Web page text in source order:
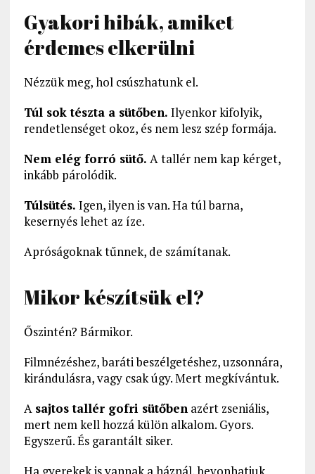
Gyakori hibák, amiket
érdemes elkerülni
Nézzük meg, hol csúszhatunk el.
Túl sok tészta a sütőben. Ilyenkor kifolyik,
rendetlenséget okoz, és nem lesz szép formája.
Nem elég forró sütő. A tallér nem kap kérget,
inkább párolódik.
Túlsütés. Igen, ilyen is van. Ha túl barna,
kesernyés lehet az íze.
Apróságoknak tűnnek, de számítanak.
Mikor készítsük el?
Őszintén? Bármikor.
Filmnézéshez, baráti beszélgetéshez, uzsonnára,
kirándulásra, vagy csak úgy. Mert megkívántuk.
A sajtos tallér gofri sütőbenazért zseniális,
mert nem kell hozzá külön alkalom. Gyors.
Egyszerű. És garantált siker.